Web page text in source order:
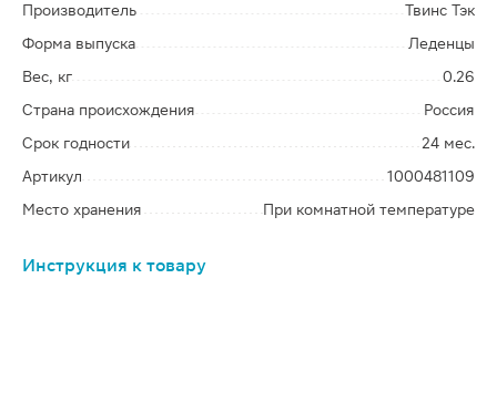
Производитель
Твинс Тэк
Форма выпуска
Леденцы
Вес, кг
0.26
Страна происхождения
Россия
Срок годности
24 мес.
Артикул
1000481109
Место хранения
При комнатной температуре
Инструкция к товару